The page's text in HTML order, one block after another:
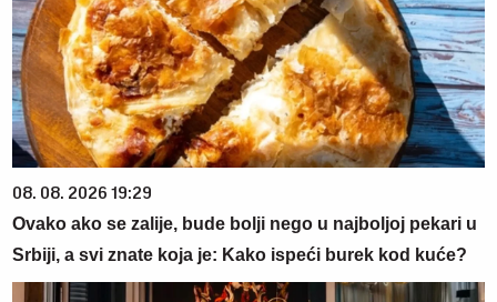
08. 08. 2026 19:29
Ovako ako se zalije, bude bolji nego u najboljoj pekari u
Srbiji, a svi znate koja je: Kako ispeći burek kod kuće?